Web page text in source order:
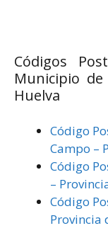
Códigos
Municipio
Huelva
Código
Campo –
Código
–
Código
Provincia